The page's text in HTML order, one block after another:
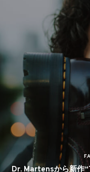
Dr. Martensから新作